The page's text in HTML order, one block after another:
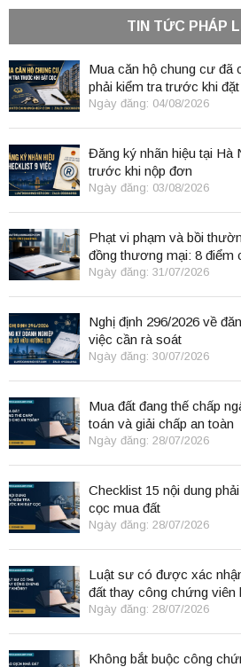
TIN TỨC PHÁP
Mua căn hộ chung cư đã
phải kiểm tra trước khi
Ngày đăng: 04/08/2026
Đăng ký nhãn hiệu tại Hà
trước khi nộp đơn
Ngày đăng: 03/08/2026
Phạt vi phạm và bồi
đồng thương mại: 8 điểm
Ngày đăng: 31/07/2026
Nghị định 296/2026 về
việc cần rà soát
Ngày đăng: 30/07/2026
Mua đất đang thế chấp
toán và giải chấp an toàn
Ngày đăng: 28/07/2026
Checklist 15 nội dung
cọc mua đất
Ngày đăng: 28/07/2026
Luật sư có được xác
đất thay công chứng viên
Ngày đăng: 28/07/2026
Không bắt buộc công